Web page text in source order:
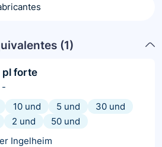
(1)
pl forte
-
10 und 5 und
30 und
2 und
50 und
Ingelheim